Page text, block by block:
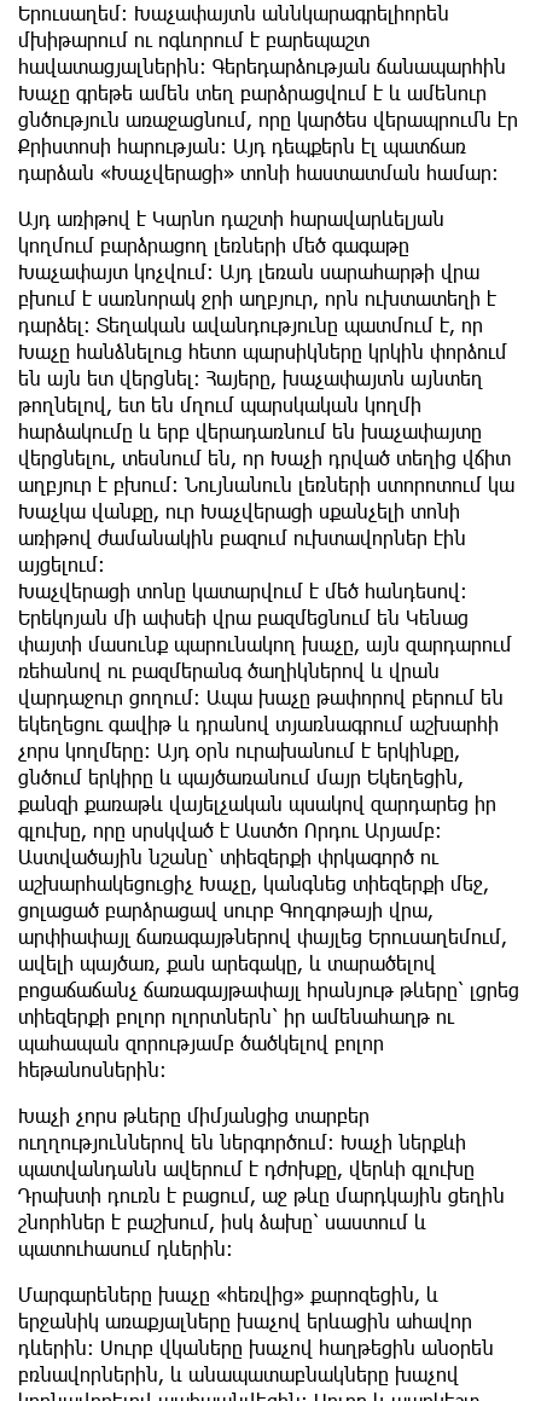
Երուսաղեմ: Խաչափայտն աննկարագրելիորեն
մխիթարում ու ոգևորում է բարեպաշտ
հավատացյալներին: Գերեդարձության ճանապարհին
Խաչը գրեթե ամեն տեղ բարձրացվում է և ամենուր
ցնծություն առաջացնում, որը կարծես վերապրումն էր
Քրիստոսի հարության: Այդ դեպքերն էլ պատճառ
դարձան «Խաչվերացի» տոնի հաստատման համար:
Այդ առիթով է Կարնո դաշտի հարավարևելյան
կողմում բարձրացող լեռների մեծ գագաթը
Խաչափայտ կոչվում: Այդ լեռան սարահարթի վրա
բխում է սառնորակ ջրի աղբյուր, որն ուխտատեղի է
դարձել: Տեղական ավանդությունը պատմում է, որ
Խաչը հանձնելուց հետո պարսիկները կրկին փորձում
են այն ետ վերցնել: Հայերը, խաչափայտն այնտեղ
թողնելով, ետ են մղում պարսկական կողմի
հարձակումը և երբ վերադառնում են խաչափայտը
վերցնելու, տեսնում են, որ Խաչի դրված տեղից վճիտ
աղբյուր է բխում: Նույնանուն լեռների ստորոտում կա
Խաչկա վանքը, ուր Խաչվերացի սքանչելի տոնի
առիթով ժամանակին բազում ուխտավորներ էին
այցելում:
Խաչվերացի տոնը կատարվում է մեծ հանդեսով:
Երեկոյան մի ափսեի վրա բազմեցնում են Կենաց
փայտի մասունք պարունակող խաչը, այն զարդարում
ռեհանով ու բազմերանգ ծաղիկներով և վրան
վարդաջուր ցողում: Ապա խաչը թափորով բերում են
եկեղեցու գավիթ և դրանով տյառնագրում աշխարհի
չորս կողմերը: Այդ օրն ուրախանում է երկինքը,
ցնծում երկիրը և պայծառանում մայր Եկեղեցին,
քանզի քառաթև վայելչական պսակով զարդարեց իր
գլուխը, որը սրսկված է Աստծո Որդու Արյամբ:
Աստվածային նշանը՝ տիեզերքի փրկագործ ու
աշխարհակեցուցիչ Խաչը, կանգնեց տիեզերքի մեջ,
ցոլացած բարձրացավ սուրբ Գողգոթայի վրա,
արփիափայլ ճառագայթներով փայլեց Երուսաղեմում,
ավելի պայծառ, քան արեգակը, և տարածելով
բոցաճաճանչ ճառագայթափայլ հրանյութ թևերը՝ լցրեց
տիեզերքի բոլոր ոլորտներն՝ իր ամենահաղթ ու
պահապան զորությամբ ծածկելով բոլոր
հեթանոսներին:
Խաչի չորս թևերը միմյանցից տարբեր
ուղղություններով են ներգործում: Խաչի ներքևի
պատվանդանն ավերում է դժոխքը, վերևի գլուխը
Դրախտի դուռն է բացում, աջ թևը մարդկային ցեղին
շնորհներ է բաշխում, իսկ ձախը՝ սաստում և
պատուհասում դևերին:
Մարգարեները խաչը «հեռվից» քարոզեցին, և
երջանիկ առաքյալները խաչով երևացին ահավոր
դևերին: Սուրբ վկաները խաչով հաղթեցին անօրեն
բռնավորներին, և անապատաբնակները խաչով